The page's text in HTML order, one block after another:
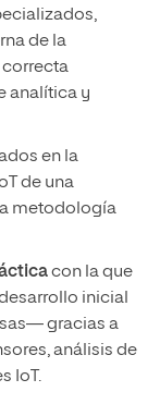
de la
correcta
analítica y
en la
de una
metodología
con la que
inicial
gracias a
análisis de
IoT.